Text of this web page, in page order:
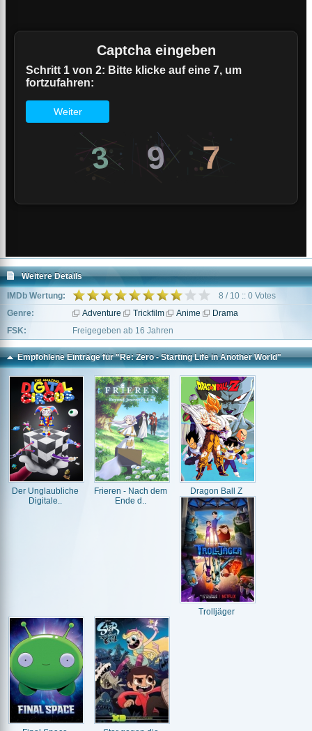
Weitere Details
IMDb Wertung:
8 / 10 :: 0 Votes
Genre:
Adventure Trickfilm Anime
Drama
FSK:
Freigegeben ab 16 Jahren
Empfohlene Einträge für "Re: Zero - Starting Life in Another World"
Der Unglaubliche
Digitale..
Frieren - Nach dem
Ende d..
Dragon Ball Z
Trolljäger